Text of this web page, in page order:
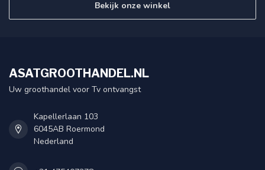
Bekijk onze winkel
ASATGROOTHANDEL.NL
Uw groothandel voor Tv ontvangst
Kapellerlaan 103
6045AB Roermond
Nederland